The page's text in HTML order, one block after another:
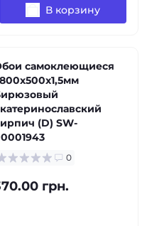
В корзину
самоклеющиеся
(D) SW-
0
грн.